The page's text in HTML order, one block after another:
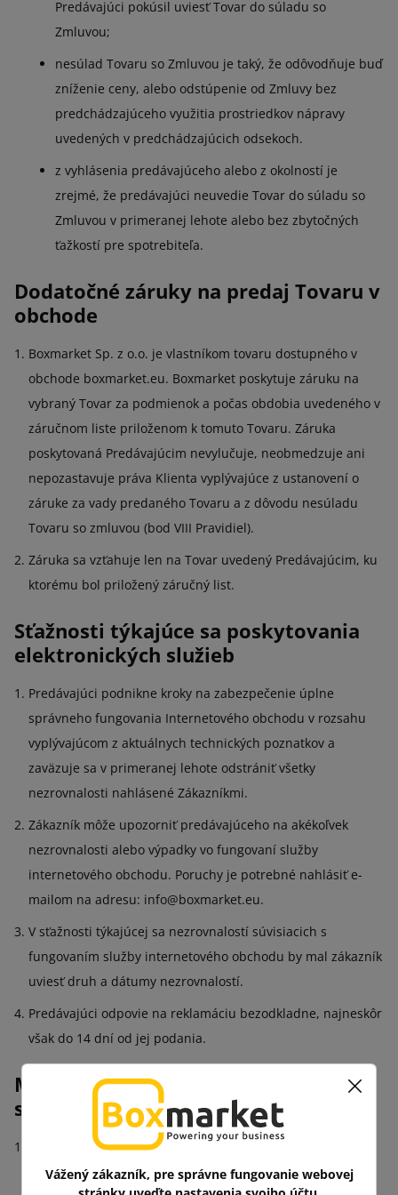
Predávajúci pokúsil uviesť Tovar do súladu so
Zmluvou;
nesúlad Tovaru so Zmluvou je taký, že odôvodňuje buď
zníženie ceny, alebo odstúpenie od Zmluvy bez
predchádzajúceho využitia prostriedkov nápravy
uvedených v predchádzajúcich odsekoch.
z vyhlásenia predávajúceho alebo z okolností je
zrejmé, že predávajúci neuvedie Tovar do súladu so
Zmluvou v primeranej lehote alebo bez zbytočných
ťažkostí pre spotrebiteľa.
Dodatočné záruky na predaj Tovaru v
obchode
Boxmarket Sp. z o.o. je vlastníkom tovaru dostupného v
obchode boxmarket.eu. Boxmarket poskytuje záruku na
vybraný Tovar za podmienok a počas obdobia uvedeného v
záručnom liste priloženom k tomuto Tovaru. Záruka
poskytovaná Predávajúcim nevylučuje, neobmedzuje ani
nepozastavuje práva Klienta vyplývajúce z ustanovení o
záruke za vady predaného Tovaru a z dôvodu nesúladu
Tovaru so zmluvou (bod VIII Pravidiel).
Záruka sa vzťahuje len na Tovar uvedený Predávajúcim, ku
ktorému bol priložený záručný list.
Sťažnosti týkajúce sa poskytovania
elektronických služieb
Predávajúci podnikne kroky na zabezpečenie úplne
správneho fungovania Internetového obchodu v rozsahu
vyplývajúcom z aktuálnych technických poznatkov a
zaväzuje sa v primeranej lehote odstrániť všetky
nezrovnalosti nahlásené Zákazníkmi.
Zákazník môže upozorniť predávajúceho na akékoľvek
nezrovnalosti alebo výpadky vo fungovaní služby
internetového obchodu. Poruchy je potrebné nahlásiť e-
mailom na adresu: info@boxmarket.eu.
V sťažnosti týkajúcej sa nezrovnalostí súvisiacich s
fungovaním služby internetového obchodu by mal zákazník
uviesť druh a dátumy nezrovnalostí.
Predávajúci odpovie na reklamáciu bezodkladne, najneskôr
však do 14 dní od jej podania.
Mimosúdne postupy podávania
sťažností a nápravy
Predávajúci informuje, že spotrebiteľ má možnosť využiť
mimosúdne spôsoby vybavovania reklamácií a sťažností.
Vážený zákazník, pre správne fungovanie webovej